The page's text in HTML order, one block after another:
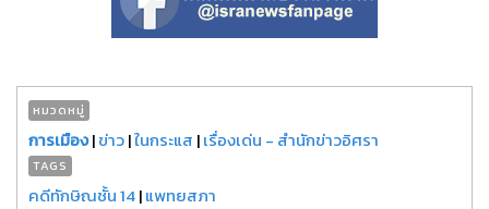
หมวดหมู่
การเมือง|ข่าว|ในกระแส |เรื่องเด่น - สำนักข่าวอิศรา
TAGS
คดีทักษิณชั้น 14|แพทยสภา